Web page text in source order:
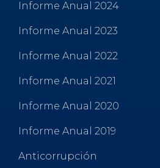
Informe Anual 2024
Informe Anual 2023
Informe Anual 2022
Informe Anual 2021
Informe Anual 2020
Informe Anual 2019
Anticorrupción